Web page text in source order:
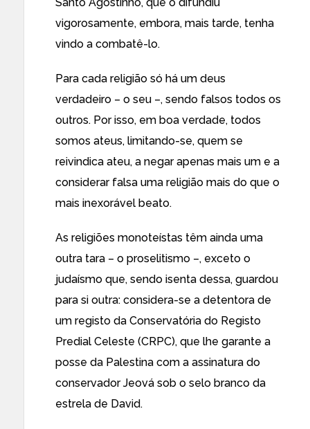
vigorosamente, embora, mais tarde, tenha
vindo a combatê-lo.
Para cada religião só há um deus
verdadeiro – o seu –, sendo falsos todos os
outros. Por isso, em boa verdade, todos
somos ateus, limitando-se, quem se
reivindica ateu, a negar apenas mais um e a
considerar falsa uma religião mais do que o
mais inexorável beato.
As religiões monoteístas têm ainda uma
outra tara – o proselitismo –, exceto o
judaísmo que, sendo isenta dessa, guardou
para si outra: considera-se a detentora de
um registo da Conservatória do Registo
Predial Celeste (CRPC), que lhe garante a
posse da Palestina com a assinatura do
conservador Jeová sob o selo branco da
estrela de David.